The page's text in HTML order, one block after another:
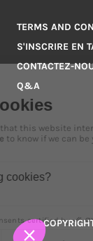
TERMS AND
S'INSCRIRE EN
CONTACTEZ-
Q&A